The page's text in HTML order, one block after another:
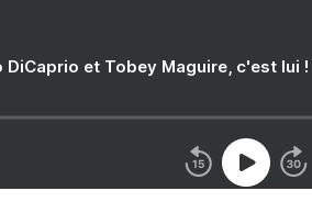
DiCaprio et Tobey Maguire, c'est lui